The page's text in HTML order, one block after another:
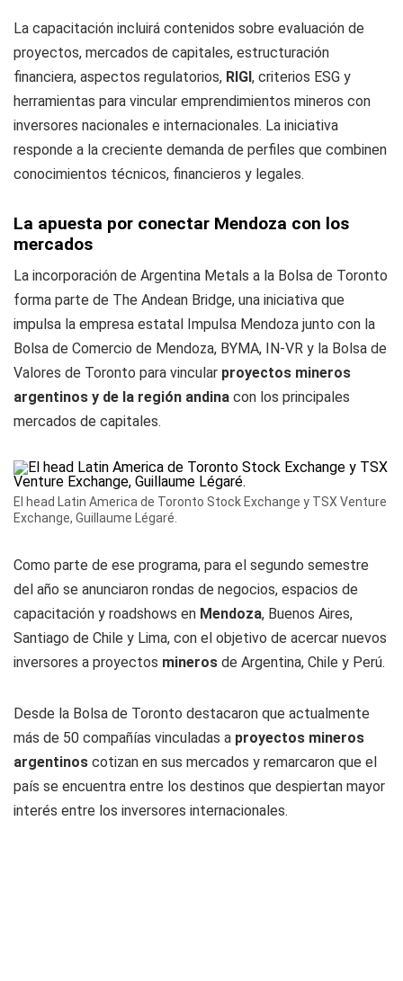
La capacitación incluirá contenidos sobre evaluación de
proyectos, mercados de capitales, estructuración
financiera, aspectos regulatorios, RIGI, criterios ESG y
herramientas para vincular emprendimientos mineros con
inversores nacionales e internacionales. La iniciativa
responde a la creciente demanda de perfiles que combinen
conocimientos técnicos, financieros y legales.
La apuesta por conectar Mendoza con los
mercados
La incorporación de Argentina Metals a la Bolsa de Toronto
forma parte de The Andean Bridge, una iniciativa que
impulsa la empresa estatal Impulsa Mendoza junto con la
Bolsa de Comercio de Mendoza, BYMA, IN-VR y la Bolsa de
Valores de Toronto para vincular proyectos mineros
argentinos y de la región andina con los principales
mercados de capitales.
El head Latin America de Toronto Stock Exchange y TSX Venture
Exchange, Guillaume Légaré.
Como parte de ese programa, para el segundo semestre
del año se anunciaron rondas de negocios, espacios de
capacitación y roadshows en Mendoza, Buenos Aires,
Santiago de Chile y Lima, con el objetivo de acercar nuevos
inversores a proyectos mineros de Argentina, Chile y Perú.
Desde la Bolsa de Toronto destacaron que actualmente
más de 50 compañías vinculadas a proyectos mineros
argentinos cotizan en sus mercados y remarcaron que el
país se encuentra entre los destinos que despiertan mayor
interés entre los inversores internacionales.